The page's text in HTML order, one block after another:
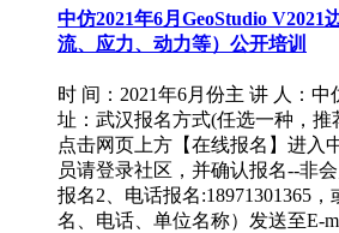
中仿2021年6月GeoStudio V2021
流、应力、动力等）公开培训
时 间：2021年6月份主 讲 人：
址：武汉报名方式(任选一种，推
点击网页上方【在线报名】进入
员请登录社区，并确认报名--非
报名2、电话报名:18971301365
名、电话、单位名称）发送至E-